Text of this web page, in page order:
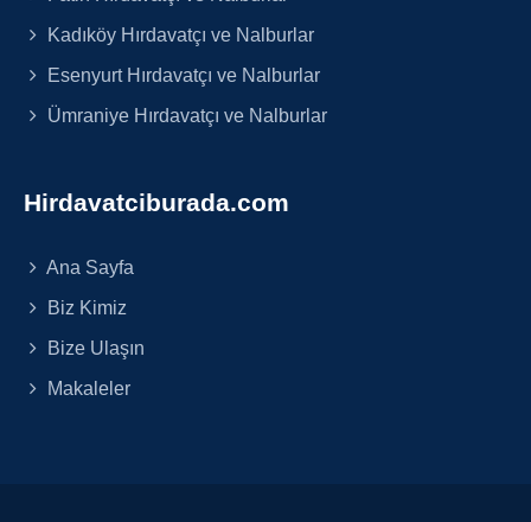
Kadıköy Hırdavatçı ve Nalburlar
Esenyurt Hırdavatçı ve Nalburlar
Ümraniye Hırdavatçı ve Nalburlar
Hirdavatciburada.com
Ana Sayfa
Biz Kimiz
Bize Ulaşın
Makaleler